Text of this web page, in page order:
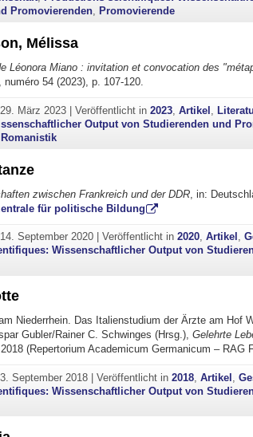
Promovierenden, Promovierende
Mélissa
Léonora Miano : invitation et convocation des
numéro 54 (2023), p. 107-120.
29. März 2023 |Veröffentlicht in2023 ,Artikel ,
Output von Studierenden und
,Romanistik
zwischen Frankreich und der DDR, in:
für politische Bildung
14. September 2020 |Veröffentlicht in2020,Artikel ,
Wissenschaftlicher Output von
Niederrhein. Das Italienstudium der Ärzte am Hof
Gubler/Rainer C. Schwinges (Hrsg.), Gelehrte
(Repertorium Academicum Germanicum – RAG
3. September 2018 |Veröffentlicht in2018 ,Artikel ,
Wissenschaftlicher Output von